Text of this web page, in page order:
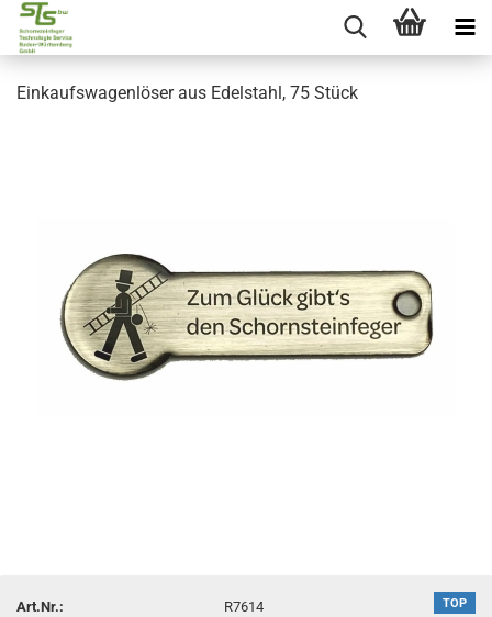
Einkaufswagenlöser aus Edelstahl, 75 Stück
TOP
Art.Nr.:
R7614